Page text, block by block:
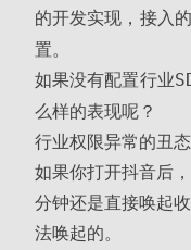
的开发实现，接入
置。
如果没有配置行业
么样的表现呢？
行业权限异常的丑态
如果你打开抖音后
分钟还是直接唤起
法唤起的。